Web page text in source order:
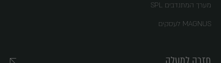
מערך המתנדבים SPL
MAGNUS לעסקים